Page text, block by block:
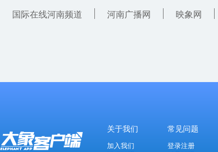
国际在线河南频道
河南广播网 映象网
关于我们
加入我们
常见问题
登录注册